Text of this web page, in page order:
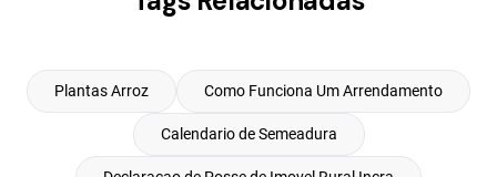
Plantas Arroz Como Funciona Um Arrendamento
Calendario de Semeadura